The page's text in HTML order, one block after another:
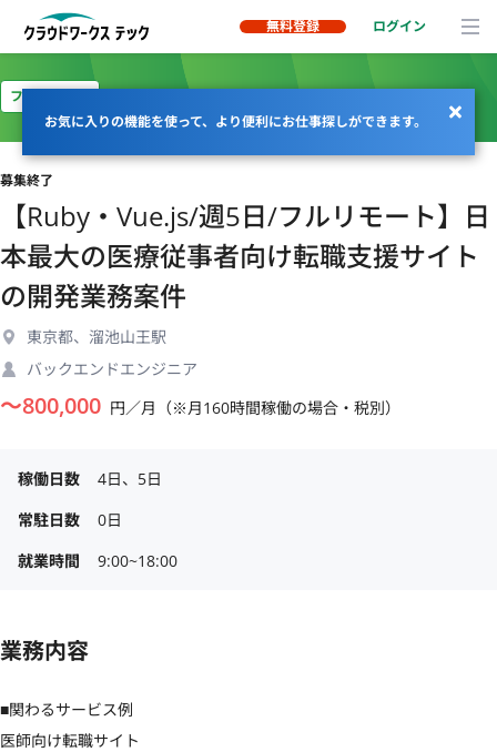
無料登録 ログイン
お気に入りの機能を使って、より便利にお仕事探しができます。
フルリモート
募集終了
【Ruby・Vue.js/週5日/フルリモート】日
本最大の医療従事者向け転職支援サイト
の開発業務案件
東京都、溜池山王駅
バックエンドエンジニア
〜800,000 円／月（※月160時間稼働の場合・税別）
稼働日数
4日、5日
常駐日数
0日
就業時間
9:00~18:00
業務内容
■関わるサービス例
医師向け転職サイト